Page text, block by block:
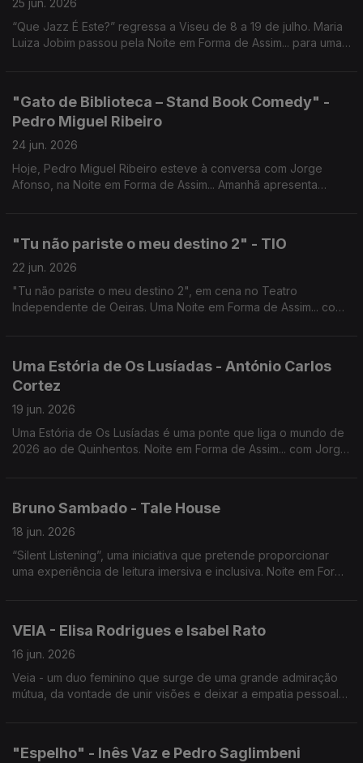
25 jun. 2026
“Que Jazz É Este?” regressa a Viseu de 8 a 19 de julho. Maria
Luiza Jobim passou pela Noite em Forma de Assim... para uma
"Gato de Biblioteca – Stand Book Comedy" -
Pedro Miguel Ribeiro
24 jun. 2026
Hoje, Pedro Miguel Ribeiro esteve à conversa com Jorge
Afonso, na Noite em Forma de Assim... Amanhã apresenta
"Tu não pariste o meu destino 2" - TIO
22 jun. 2026
"Tu não pariste o meu destino 2", em cena no Teatro
Independente de Oeiras. Uma Noite em Forma de Assim... com
Uma Estória de Os Lusíadas - António Carlos
Cortez
19 jun. 2026
Uma Estória de Os Lusíadas é uma ponte que liga o mundo de
2026 ao de Quinhentos. Noite em Forma de Assim... com Jorge
Bruno Sambado - Tale House
18 jun. 2026
“Silent Listening”, uma iniciativa que pretende proporcionar
uma experiência de leitura imersiva e inclusiva. Noite em Forma
VEIA - Elisa Rodrigues e Isabel Rato
16 jun. 2026
Veia - um duo feminino que surge de uma grande admiração
mútua, da vontade de unir visões e deixar a empatia pessoal
"Espelho" - Inês Vaz e Pedro Saglimbeni